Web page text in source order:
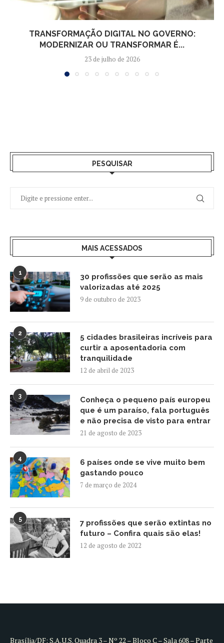
TRANSFORMAÇÃO DIGITAL NO GOVERNO:
MODERNIZAR OU TRANSFORMAR É...
23 de julho de 2026
PESQUISAR
MAIS ACESSADOS
1
30 profissões que serão as mais
valorizadas até 2025
9 de outubro de 2023
2
5 cidades brasileiras incríveis para
curtir a aposentadoria com
tranquilidade
12 de abril de 2023
3
Conheça o pequeno país europeu
que é um paraíso, fala português
e não precisa de visto para entrar
21 de agosto de 2023
4
6 países onde se vive muito bem
gastando pouco
7 de março de 2024
5
7 profissões que serão extintas no
futuro – Confira quais são elas!
12 de agosto de 2022
Brasília/DF: S.A.U.S. Quadra 3 – Nº 22 – Bloco C – Sala 608 – Parte